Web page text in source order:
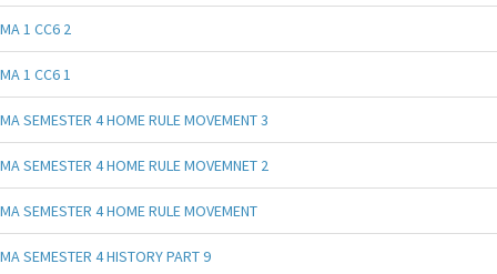
MA 1 CC6 2
MA 1 CC6 1
MA SEMESTER 4 HOME RULE MOVEMENT 3
MA SEMESTER 4 HOME RULE MOVEMNET 2
MA SEMESTER 4 HOME RULE MOVEMENT
MA SEMESTER 4 HISTORY PART 9